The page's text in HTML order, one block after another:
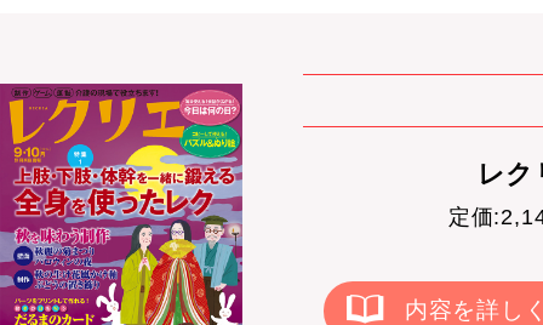
レ
定価
内容を詳し